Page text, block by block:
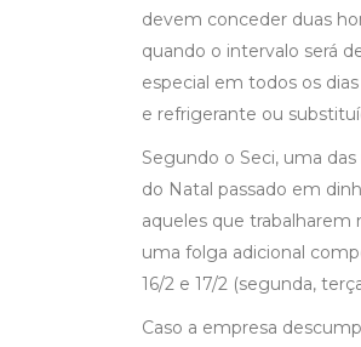
devem conceder duas
quando o intervalo será
especial em todos os
e refrigerante ou
Segundo o Seci, uma
do Natal passado em
aqueles que trabalharem
uma folga adicional
16/2 e 17/2 (segunda,
Caso a empresa